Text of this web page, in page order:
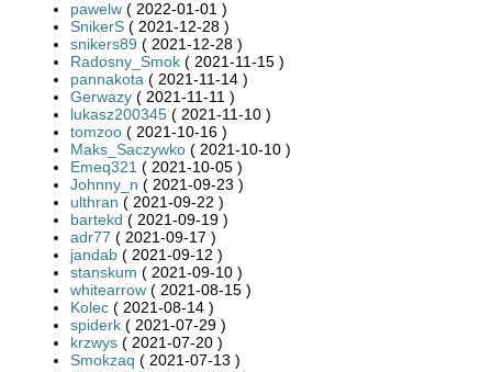
pawelw ( 2022-01-01 )
SnikerS ( 2021-12-28 )
snikers89 ( 2021-12-28 )
Radosny_Smok ( 2021-11-15 )
pannakota ( 2021-11-14 )
Gerwazy ( 2021-11-11 )
lukasz200345 ( 2021-11-10 )
tomzoo ( 2021-10-16 )
Maks_Saczywko ( 2021-10-10 )
Emeq321 ( 2021-10-05 )
Johnny_n ( 2021-09-23 )
ulthran ( 2021-09-22 )
bartekd ( 2021-09-19 )
adr77 ( 2021-09-17 )
jandab ( 2021-09-12 )
stanskum ( 2021-09-10 )
whitearrow ( 2021-08-15 )
Kolec ( 2021-08-14 )
spiderk ( 2021-07-29 )
krzwys ( 2021-07-20 )
Smokzaq ( 2021-07-13 )